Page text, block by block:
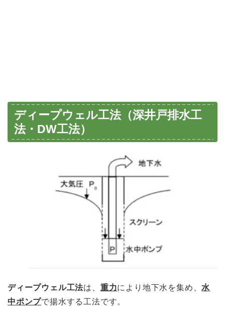
ディープウェル工法（深井戸排水工
法・DW工法）
ディープウェル工法は、 重力により地下水を集め、 水
中ポンプで揚水する工法です。